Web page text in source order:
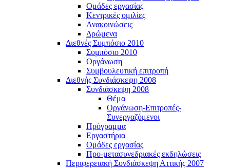
Ομάδες εργασίας
Κεντρικές ομιλίες
Ανακοινώσεις
Δρώμενα
Διεθνές Συμπόσιο 2010
Συμπόσιο 2010
Οργάνωση
Συμβουλευτική επιτροπή
Διεθνής Συνδιάσκεψη 2008
Συνδιάσκεψη 2008
Θέμα
Οργάνωση-Επιτροπές-
Συνεργαζόμενοι
Πρόγραμμα
Εργαστήρια
Ομάδες εργασίας
Προ-μετασυνεδριακές εκδηλώσεις
Περιφερειακή Συνδιάσκεψη Αττικής 2007